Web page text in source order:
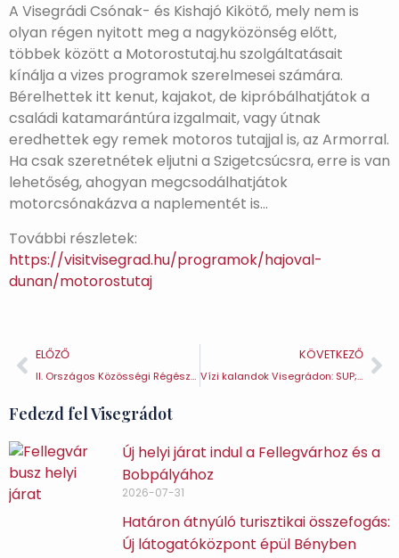
A Visegrádi Csónak- és Kishajó Kikötő, mely nem is
olyan régen nyitott meg a nagyközönség előtt,
többek között a Motorostutaj.hu szolgáltatásait
kínálja a vizes programok szerelmesei számára.
Bérelhettek itt kenut, kajakot, de kipróbálhatjátok a
családi katamarántúra izgalmait, vagy útnak
eredhettek egy remek motoros tutajjal is, az Armorral.
Ha csak szeretnétek eljutni a Szigetcsúcsra, erre is van
lehetőség, ahogyan megcsodálhatjátok
motorcsónakázva a naplementét is…
További részletek:
https://visitvisegrad.hu/programok/hajoval-
dunan/motorostutaj
ELŐZŐ
II. Országos Közösségi Régészeti Napok Visegrádon
KÖVETKEZŐ
Vízi kalandok Visegrádon: SUP; Fánkozás-Wakeboard
Fedezd fel Visegrádot
Új helyi járat indul a Fellegvárhoz és a
Bobpályához
2026-07-31
Határon átnyúló turisztikai összefogás:
Új látogatóközpont épül Bényben